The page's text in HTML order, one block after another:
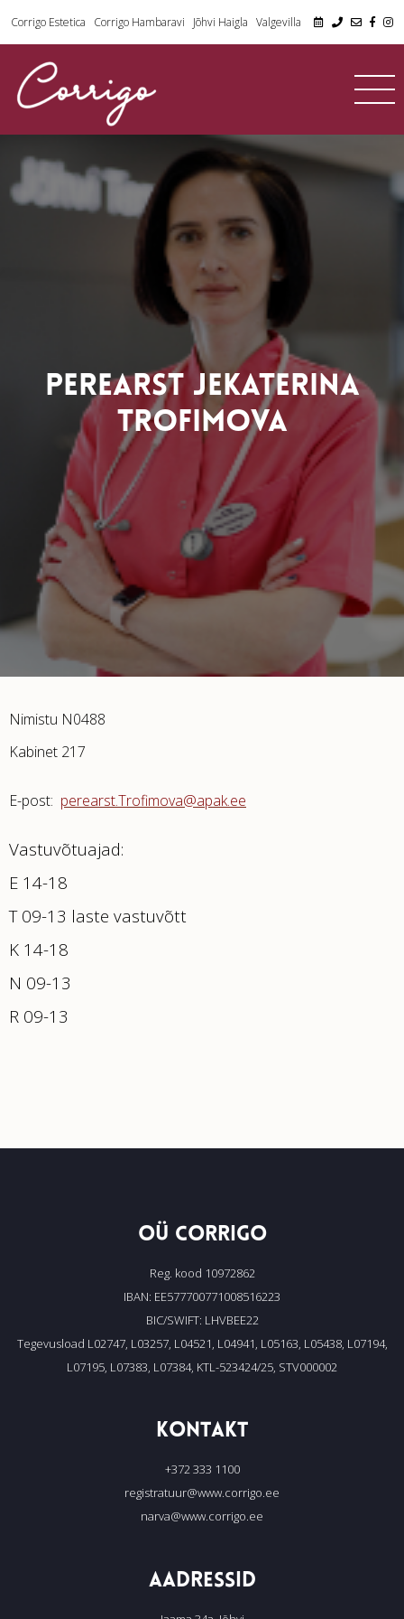
Corrigo Estetica Corrigo Hambaravi Jõhvi Haigla Valgevilla
PEREARST JEKATERINA
TROFIMOVA
Nimistu N0488
Kabinet 217
E-post: perearst.Trofimova@apak.ee
Vastuvõtuajad:
E 14-18
T 09-13 laste vastuvõtt
K 14-18
N 09-13
R 09-13
OÜ CORRIGO
Reg. kood 10972862
IBAN: EE577700771008516223
BIC/SWIFT: LHVBEE22
Tegevusload L02747, L03257, L04521, L04941, L05163, L05438, L07194,
L07195, L07383, L07384, KTL-523424/25, STV000002
KONTAKT
+372 333 1100
registratuur@www.corrigo.ee
narva@www.corrigo.ee
AADRESSID